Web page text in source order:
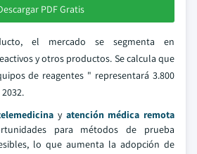
PDF Gratis
el mercado se segmenta en
y otros productos. Se calcula que
de reagentes " representará 3.800
y atención médica remota
para métodos de prueba
lo que aumenta la adopción de